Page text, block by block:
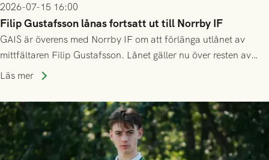
2026-07-15 16:00
Filip Gustafsson lånas fortsatt ut till Norrby IF
GAIS är överens med Norrby IF om att förlänga utlånet av
mittfältaren Filip Gustafsson. Lånet gäller nu över resten av
säsongen 2026.
Läs mer